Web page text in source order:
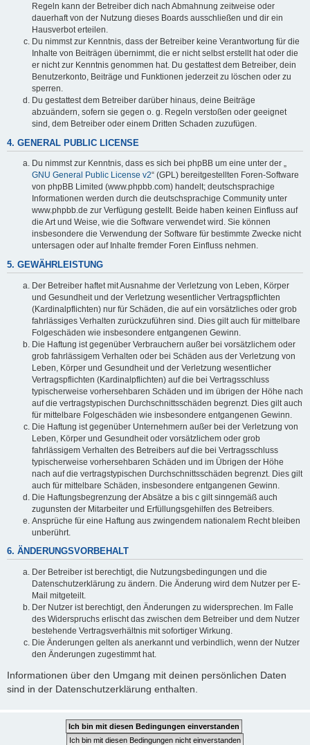
Regeln kann der Betreiber dich nach Abmahnung zeitweise oder
dauerhaft von der Nutzung dieses Boards ausschließen und dir ein
Hausverbot erteilen.
Du nimmst zur Kenntnis, dass der Betreiber keine Verantwortung für die
Inhalte von Beiträgen übernimmt, die er nicht selbst erstellt hat oder die
er nicht zur Kenntnis genommen hat. Du gestattest dem Betreiber, dein
Benutzerkonto, Beiträge und Funktionen jederzeit zu löschen oder zu
sperren.
Du gestattest dem Betreiber darüber hinaus, deine Beiträge
abzuändern, sofern sie gegen o. g. Regeln verstoßen oder geeignet
sind, dem Betreiber oder einem Dritten Schaden zuzufügen.
4. GENERAL PUBLIC LICENSE
Du nimmst zur Kenntnis, dass es sich bei phpBB um eine unter der „
GNU General Public License v2“ (GPL) bereitgestellten Foren-Software
von phpBB Limited (www.phpbb.com) handelt; deutschsprachige
Informationen werden durch die deutschsprachige Community unter
www.phpbb.de zur Verfügung gestellt. Beide haben keinen Einfluss auf
die Art und Weise, wie die Software verwendet wird. Sie können
insbesondere die Verwendung der Software für bestimmte Zwecke nicht
untersagen oder auf Inhalte fremder Foren Einfluss nehmen.
5. GEWÄHRLEISTUNG
Der Betreiber haftet mit Ausnahme der Verletzung von Leben, Körper
und Gesundheit und der Verletzung wesentlicher Vertragspflichten
(Kardinalpflichten) nur für Schäden, die auf ein vorsätzliches oder grob
fahrlässiges Verhalten zurückzuführen sind. Dies gilt auch für mittelbare
Folgeschäden wie insbesondere entgangenen Gewinn.
Die Haftung ist gegenüber Verbrauchern außer bei vorsätzlichem oder
grob fahrlässigem Verhalten oder bei Schäden aus der Verletzung von
Leben, Körper und Gesundheit und der Verletzung wesentlicher
Vertragspflichten (Kardinalpflichten) auf die bei Vertragsschluss
typischerweise vorhersehbaren Schäden und im übrigen der Höhe nach
auf die vertragstypischen Durchschnittsschäden begrenzt. Dies gilt auch
für mittelbare Folgeschäden wie insbesondere entgangenen Gewinn.
Die Haftung ist gegenüber Unternehmern außer bei der Verletzung von
Leben, Körper und Gesundheit oder vorsätzlichem oder grob
fahrlässigem Verhalten des Betreibers auf die bei Vertragsschluss
typischerweise vorhersehbaren Schäden und im Übrigen der Höhe
nach auf die vertragstypischen Durchschnittsschäden begrenzt. Dies gilt
auch für mittelbare Schäden, insbesondere entgangenen Gewinn.
Die Haftungsbegrenzung der Absätze a bis c gilt sinngemäß auch
zugunsten der Mitarbeiter und Erfüllungsgehilfen des Betreibers.
Ansprüche für eine Haftung aus zwingendem nationalem Recht bleiben
unberührt.
6. ÄNDERUNGSVORBEHALT
Der Betreiber ist berechtigt, die Nutzungsbedingungen und die
Datenschutzerklärung zu ändern. Die Änderung wird dem Nutzer per E-
Mail mitgeteilt.
Der Nutzer ist berechtigt, den Änderungen zu widersprechen. Im Falle
des Widerspruchs erlischt das zwischen dem Betreiber und dem Nutzer
bestehende Vertragsverhältnis mit sofortiger Wirkung.
Die Änderungen gelten als anerkannt und verbindlich, wenn der Nutzer
den Änderungen zugestimmt hat.
Informationen über den Umgang mit deinen persönlichen Daten
sind in der Datenschutzerklärung enthalten.